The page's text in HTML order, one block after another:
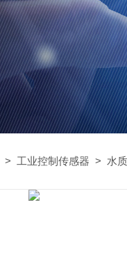
> 工业控制传感器 > 水